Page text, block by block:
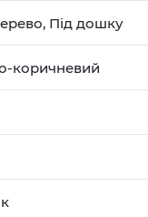
, Під дошку
коричневий